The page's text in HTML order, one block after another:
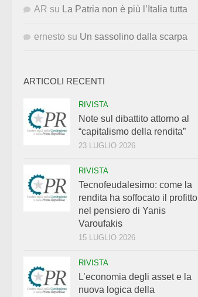
AR su La Patria non è più l’Italia tutta
ernesto su Un sassolino dalla scarpa
ARTICOLI RECENTI
RIVISTA
Note sul dibattito attorno al
“capitalismo della rendita”
23 LUGLIO 2026
RIVISTA
Tecnofeudalesimo: come la
rendita ha soffocato il profitto
nel pensiero di Yanis
Varoufakis
15 LUGLIO 2026
RIVISTA
L’economia degli asset e la
nuova logica della